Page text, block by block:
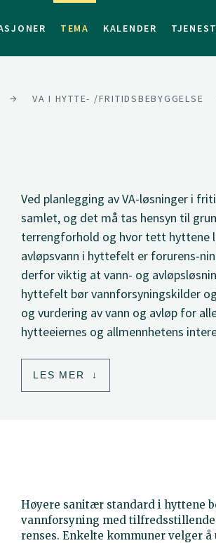
TEMA KALENDER
VA I HYTTE- /FRITIDSBEBYGGELSE
Ved planlegging av VA-løsninger i
samlet, og det må tas hensyn til
terrengforhold og hvor tett hyttene
avløpsvann i hyttefelt er forurens-
derfor viktig at vann- og
hyttefelt bør vannforsyningskilder
og vurdering av vann og avløp for
hytteeiernes og allmennhetens
LES MER
Høyere sanitær standard i hyttene
vannforsyning med
renses. Enkelte kommuner velger